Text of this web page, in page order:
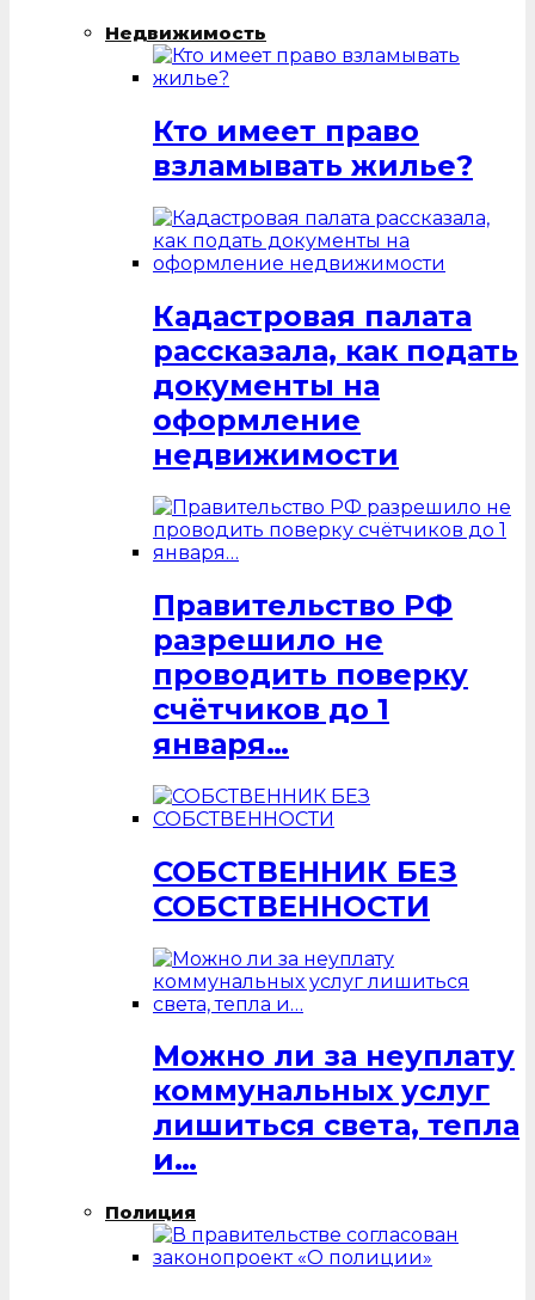
Недвижимость
Кто имеет право
взламывать жилье?
Кадастровая палата
рассказала, как подать
документы на
оформление
недвижимости
Правительство РФ
разрешило не
проводить поверку
счётчиков до 1
января…
СОБСТВЕННИК БЕЗ
СОБСТВЕННОСТИ
Можно ли за неуплату
коммунальных услуг
лишиться света, тепла
и…
Полиция